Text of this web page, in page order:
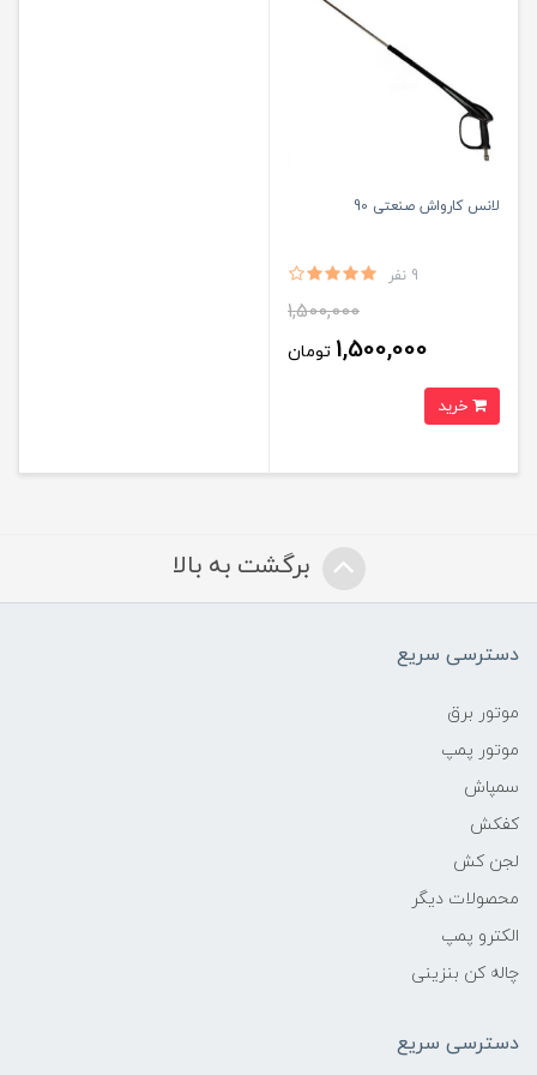
لانس کارواش صنعتی 90
9 نفر
1,500,000
1,500,000 تومان
برگشت به بالا
دسترسی سریع
موتور برق
موتور پمپ
سمپاش
کفکش
لجن کش
محصولات دیگر
الکترو پمپ
چاله کن بنزینی
دسترسی سریع